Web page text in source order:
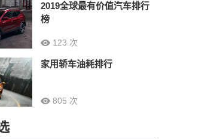
2019全球最有价值汽车排行
榜
123 次
家用轿车油耗排行
805 次